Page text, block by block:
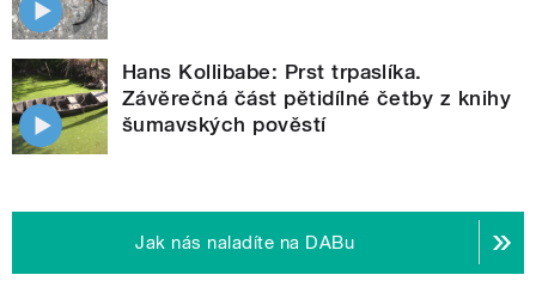
Hans Kollibabe: Prst trpaslíka.
Závěrečná část pětidílné četby z knihy
šumavských pověstí
Jak nás naladíte na DABu